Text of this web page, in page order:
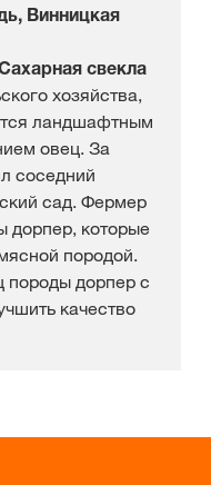
Винницкая
свекла
хозяйства,
ландшафтным
овец. За
соседний
сад. Фермер
дорпер, которые
породой.
породы дорпер с
качество